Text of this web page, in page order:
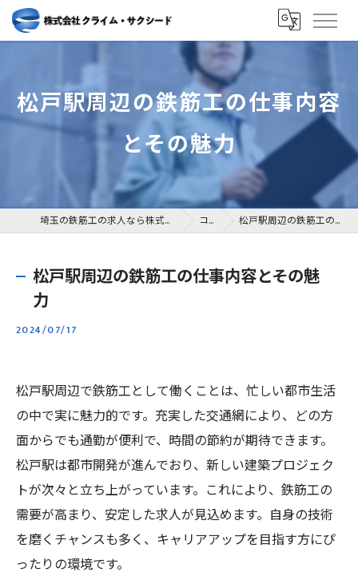
松戸駅周辺の鉄筋工の仕事内容
とその魅力
埼玉の鉄筋工の求人なら株式会社クライム・サクシード コラム 松戸駅周辺の鉄筋工の仕事内容とその魅力
松戸駅周辺の鉄筋工の仕事内容とその魅
力
2024/07/17
松戸駅周辺で鉄筋工として働くことは、忙しい都市生活
の中で実に魅力的です。充実した交通網により、どの方
面からでも通勤が便利で、時間の節約が期待できます。
松戸駅は都市開発が進んでおり、新しい建築プロジェク
トが次々と立ち上がっています。これにより、鉄筋工の
需要が高まり、安定した求人が見込めます。自身の技術
を磨くチャンスも多く、キャリアアップを目指す方にぴ
ったりの環境です。